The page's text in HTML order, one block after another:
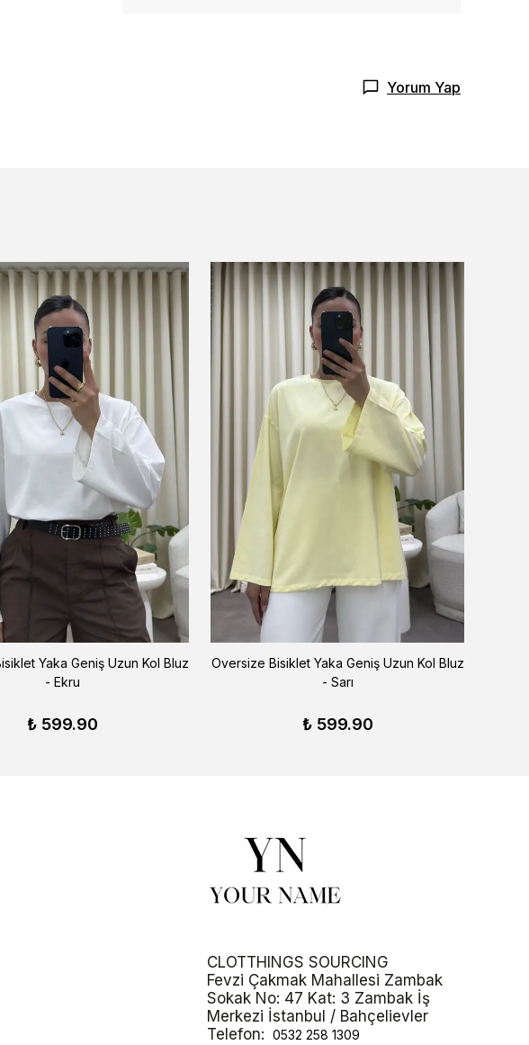
Yorum Yap
Yaka Geniş Uzun Kol Bluz
- Ekru
₺ 599.90
Oversize Bisiklet Yaka Geniş Uzun Kol Bluz
- Sarı
₺ 599.90
CLOTTHINGS SOURCING
Fevzi Çakmak Mahallesi Zambak
Sokak No: 47 Kat: 3 Zambak İş
Merkezi İstanbul / Bahçelievler
Telefon: 0532 258 1309